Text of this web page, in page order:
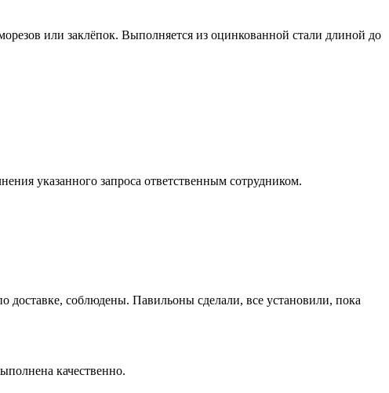
или заклёпок. Выполняется из оцинкованной стали длиной до
указанного запроса ответственным сотрудником.
доставке, соблюдены. Павильоны сделали, все установили, пока
качественно.